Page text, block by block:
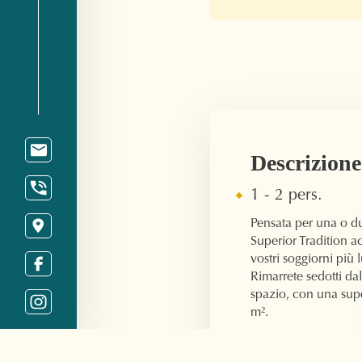
Descrizione
1 - 2 pers.
Pensata per una o
Superior Tradition
vostri soggiorni più
Rimarrete sedotti
spazio, con una
m².